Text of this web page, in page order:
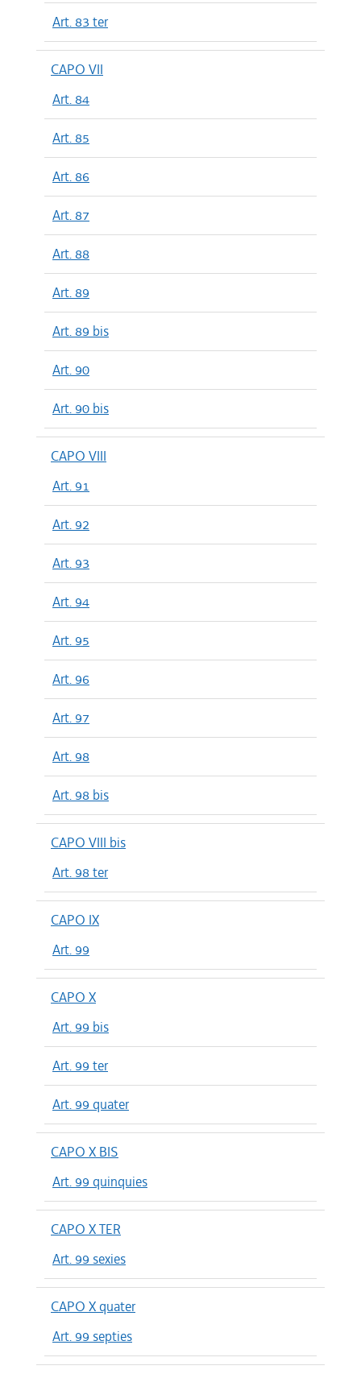
Art. 83 ter
CAPO VII
Art. 84
Art. 85
Art. 86
Art. 87
Art. 88
Art. 89
Art. 89 bis
Art. 90
Art. 90 bis
CAPO VIII
Art. 91
Art. 92
Art. 93
Art. 94
Art. 95
Art. 96
Art. 97
Art. 98
Art. 98 bis
CAPO VIII bis
Art. 98 ter
CAPO IX
Art. 99
CAPO X
Art. 99 bis
Art. 99 ter
Art. 99 quater
CAPO X BIS
Art. 99 quinquies
CAPO X TER
Art. 99 sexies
CAPO X quater
Art. 99 septies